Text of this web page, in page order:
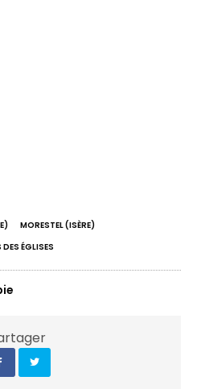
MORESTEL (ISÈRE)
ÉGLISES